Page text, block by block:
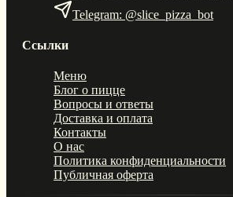
Telegram: @slice_pizza_bot
Ссылки
Меню
Блог о пицце
Вопросы и ответы
Доставка и оплата
Контакты
О нас
Политика конфиденциальности
Публичная оферта